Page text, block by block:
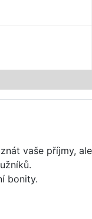
vaše příjmy,
bonity.